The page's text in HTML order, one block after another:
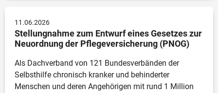
11.06.2026
Stellungnahme zum Entwurf eines Gesetzes zur
Neuordnung der Pflegeversicherung (PNOG)
Als Dachverband von 121 Bundesverbänden der
Selbsthilfe chronisch kranker und behinderter
Menschen und deren Angehörigen mit rund 1 Million